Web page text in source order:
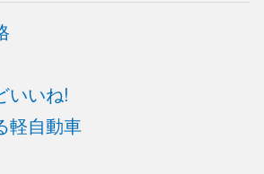
いいね!
軽自動車